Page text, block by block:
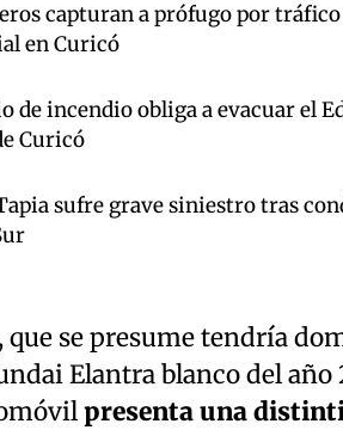
capturan a prófugo por
en Curicó
de incendio obliga a evacuar el
Curicó
sufre grave siniestro tras
se presume tendría
Elantra blanco del año
presenta una